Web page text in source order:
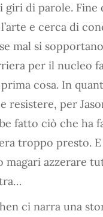
giri di parole.
l’arte e cerca di
mal si
per il nucleo
cosa. In
resistere, per
fatto ciò che ha
troppo presto.
magari azzerare
ci narra una